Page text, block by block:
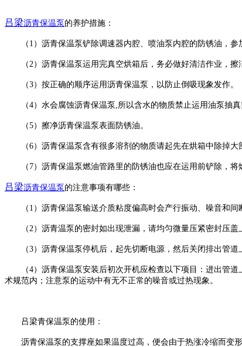
吕梁沥青保温泵 的养护措施：
（ 1）沥青保温泵铲除调速器内腔、喷油泵内腔的防锈油，参
（2）沥青保温泵运用完真空烘箱后，务必做好清洁作业，擦
（3）按正确的顺序运用沥青保温泵，以防止倒吸现象发作。
（4）水会腐蚀沥青保温泵,所以含水的物质禁止运用油泵抽真
（5）擦净沥青保温泵表面防锈油。
（6）沥青保温泵含有很多溶剂的物质请起先在烘箱中除掉大
（ 7）沥青保温泵燃油管路里的防锈油也应在运用前铲除，
吕梁沥青保温泵 的注意事项有哪些：
（ 1）沥青保温泵输送介质粘度偏高时会产行振动、噪音和
（2）沥青温泵的密封如出现泄漏，请均匀微量压紧密封压
（3）沥青保温泵停机后，起先切断电源，然后关闭排出管道
（4）沥青保温泵安装后初次开机应检查以下项目：进出管
术规范内；注意泵的运动中有无不正常的噪音或过热现象。
吕梁青保温泵的使用：
沥青保温泵的支撑座如果温度过高，便会由于热涨冷缩而变